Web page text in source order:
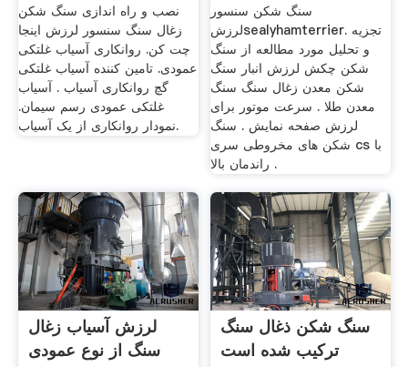
نصب و راه اندازی سنگ شکن
زغال سنگ سنسور لرزش اینجا
چت کن. روانکاری آسیاب غلتکی
عمودی. تامین کننده آسیاب غلتکی
گچ روانکاری آسیاب . آسیاب
غلتکی عمودی رسم سیمان.
نمودار روانکاری از یک آسیاب.
سنگ شکن سنسور
لرزشsealyhamterrier. تجزیه
و تحلیل مورد مطالعه از سنگ
شکن چکش لرزش انبار سنگ
شکن معدن زغال سنگ سنگ
معدن طلا . سرعت موتور برای
لرزش صفحه نمایش . سنگ
شکن های مخروطی سری cs با
راندمان بالا .
لرزش آسیاب زغال
سنگ از نوع عمودی
سنگ شکن ذغال سنگ
ترکیب شده است